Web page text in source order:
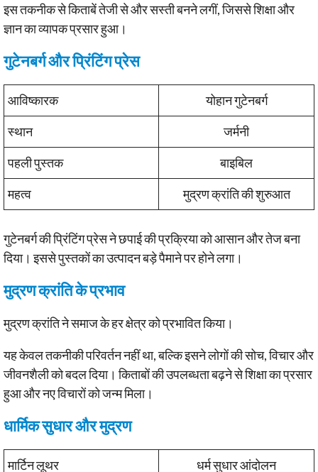
इस तकनीक से किताबें तेजी से और सस्ती बनने लगीं, जिससे शिक्षा और
ज्ञान का व्यापक प्रसार हुआ।
गुटेनबर्ग और प्रिंटिंग प्रेस
आविष्कारक
योहान गुटेनबर्ग
स्थान
जर्मनी
पहली पुस्तक
बाइबिल
महत्व
मुद्रण क्रांति की शुरुआत
गुटेनबर्ग की प्रिंटिंग प्रेस ने छपाई की प्रक्रिया को आसान और तेज बना
दिया। इससे पुस्तकों का उत्पादन बड़े पैमाने पर होने लगा।
मुद्रण क्रांति के प्रभाव
मुद्रण क्रांति ने समाज के हर क्षेत्र को प्रभावित किया।
यह केवल तकनीकी परिवर्तन नहीं था, बल्कि इसने लोगों की सोच, विचार और
जीवनशैली को बदल दिया। किताबों की उपलब्धता बढ़ने से शिक्षा का प्रसार
हुआ और नए विचारों को जन्म मिला।
धार्मिक सुधार और मुद्रण
मार्टिन लूथर
धर्म सुधार आंदोलन